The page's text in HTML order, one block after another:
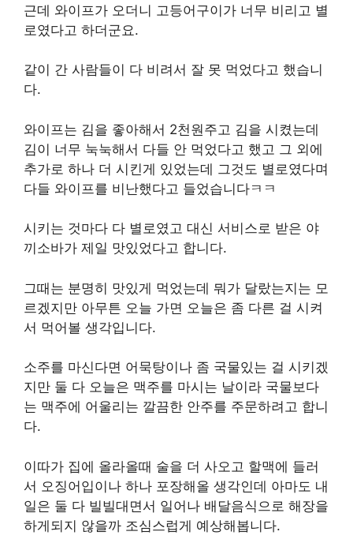
근데 와이프가 오더니 고등어구이가 너무 비리고 별
로였다고 하더군요.
같이 간 사람들이 다 비려서 잘 못 먹었다고 했습니
다.
와이프는 김을 좋아해서 2천원주고 김을 시켰는데
김이 너무 눅눅해서 다들 안 먹었다고 했고 그 외에
추가로 하나 더 시킨게 있었는데 그것도 별로였다며
다들 와이프를 비난했다고 들었습니다ㅋㅋ
시키는 것마다 다 별로였고 대신 서비스로 받은 야
끼소바가 제일 맛있었다고 합니다.
그때는 분명히 맛있게 먹었는데 뭐가 달랐는지는 모
르겠지만 아무튼 오늘 가면 오늘은 좀 다른 걸 시켜
서 먹어볼 생각입니다.
소주를 마신다면 어묵탕이나 좀 국물있는 걸 시키겠
지만 둘 다 오늘은 맥주를 마시는 날이라 국물보다
는 맥주에 어울리는 깔끔한 안주를 주문하려고 합니
다.
이따가 집에 올라올때 술을 더 사오고 할맥에 들러
서 오징어입이나 하나 포장해올 생각인데 아마도 내
일은 둘 다 빌빌대면서 일어나 배달음식으로 해장을
하게되지 않을까 조심스럽게 예상해봅니다.